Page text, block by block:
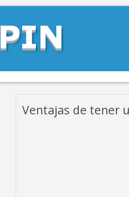
Ventajas de tener